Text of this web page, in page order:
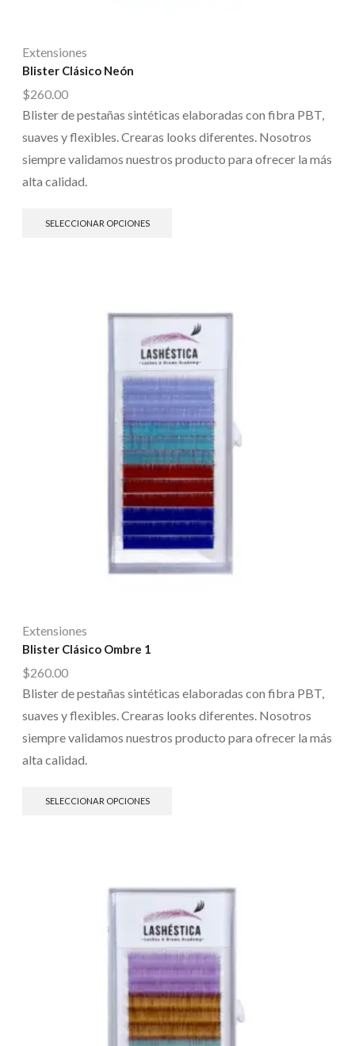
Extensiones
Blister Clásico Neón
$260.00
Blister de pestañas sintéticas elaboradas con fibra PBT,
suaves y flexibles. Crearas looks diferentes. Nosotros
siempre validamos nuestros producto para ofrecer la más
alta calidad.
SELECCIONAR OPCIONES
Extensiones
Blister Clásico Ombre 1
$260.00
Blister de pestañas sintéticas elaboradas con fibra PBT,
suaves y flexibles. Crearas looks diferentes. Nosotros
siempre validamos nuestros producto para ofrecer la más
alta calidad.
SELECCIONAR OPCIONES